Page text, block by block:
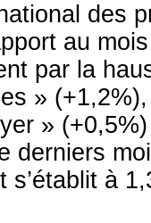
des
au
par la
»
»
derniers
s’établit à